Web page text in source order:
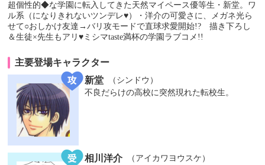
超個性的◆な学園に転入してきた天然マイペース優等生・新堂。ワ
ル系（になりきれないツンデレ♥）・洋介の可愛さに、メガネ光ら
せて○おしかけ友達→バリ攻モードで直球求愛開始!? 描き下ろし
＆生徒×先生もアリ♥ミシマtaste満杯の学園ラブコメ!!
主要登場キャラクター
新堂
（シンドウ）
不良だらけの高校に突然現れた転校生。
相川洋介
（アイカワヨウスケ）